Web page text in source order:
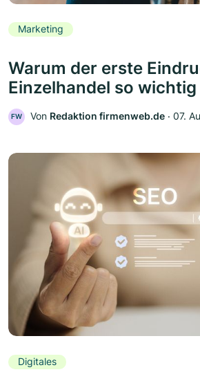
Marketing
Warum der erste
Einzelhandel so
FW Von Redaktion firmenweb.de ‧ 07.
Digitales